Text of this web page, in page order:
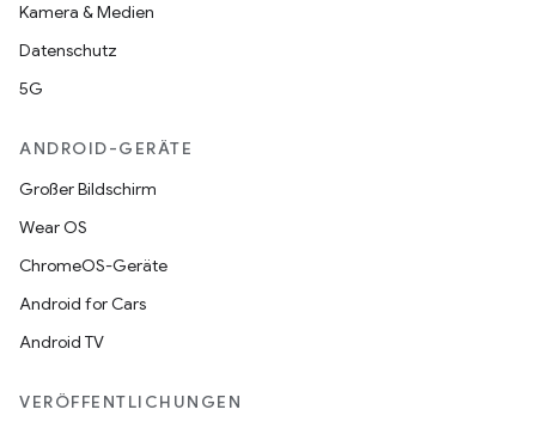
Kamera & Medien
Datenschutz
5G
ANDROID-GERÄTE
Großer Bildschirm
Wear OS
ChromeOS-Geräte
Android for Cars
Android TV
VERÖFFENTLICHUNGEN